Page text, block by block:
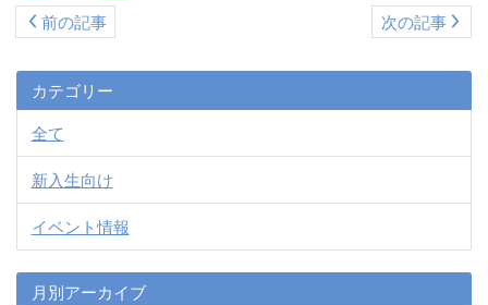
前の記事 次の記事
カテゴリー
全て
新入生向け
イベント情報
月別アーカイブ